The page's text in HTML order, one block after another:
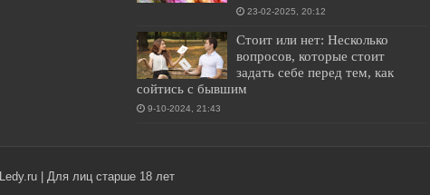
23-02-2025, 20:12
Стоит или нет: Несколько
вопросов, которые стоит
задать себе перед тем, как
сойтись с бывшим
9-10-2024, 21:43
| Для лиц старше 18 лет